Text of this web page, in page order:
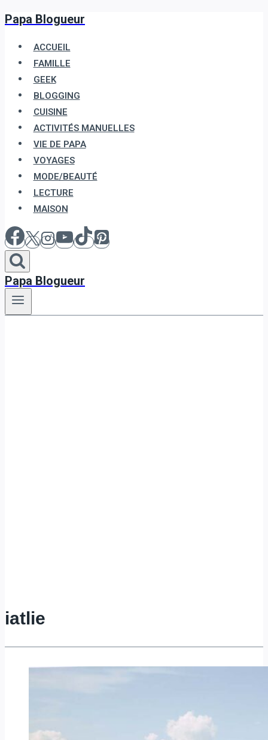
Aller
contenu
Papa Blogueur
ACCUEIL
FAMILLE
GEEK
BLOGGING
CUISINE
ACTIVITÉS MANUELLES
VIE DE PAPA
VOYAGES
MODE/BEAUTÉ
LECTURE
MAISON
Papa Blogueur
iatlie